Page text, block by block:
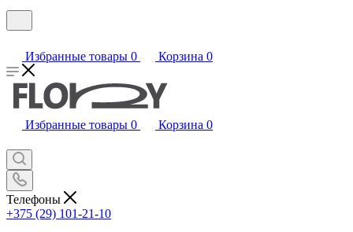
Избранные товары 0 Корзина 0
Избранные товары 0 Корзина 0
Телефоны
+375 (29) 101-21-10